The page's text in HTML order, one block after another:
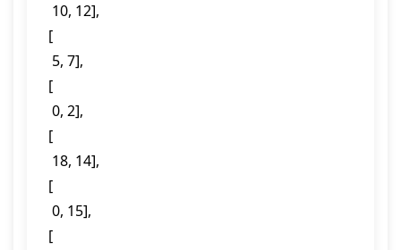
  10, 12],
[
  5, 7],
[
  0, 2],
[
  18, 14],
[
  0, 15],
[